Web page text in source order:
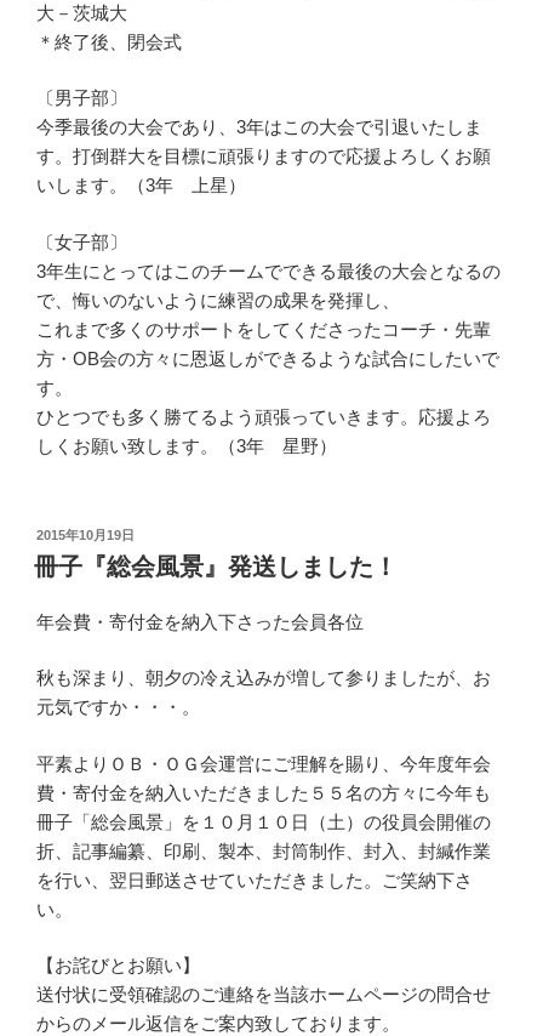
大－茨城大
＊終了後、閉会式
〔男子部〕
今季最後の大会であり、3年はこの大会で引退いたしま
す。打倒群大を目標に頑張りますので応援よろしくお願
いします。（3年 上星）
〔女子部〕
3年生にとってはこのチームでできる最後の大会となるの
で、悔いのないように練習の成果を発揮し、
これまで多くのサポートをしてくださったコーチ・先輩
方・OB会の方々に恩返しができるような試合にしたいで
す。
ひとつでも多く勝てるよう頑張っていきます。応援よろ
しくお願い致します。（3年 星野）
投
稿
日:
2015年10月19日
冊子『総会風景』発送しました！
年会費・寄付金を納入下さった会員各位
秋も深まり、朝夕の冷え込みが増して参りましたが、お
元気ですか・・・。
平素よりＯＢ・ＯＧ会運営にご理解を賜り、今年度年会
費・寄付金を納入いただきました５５名の方々に今年も
冊子「総会風景」を１０月１０日（土）の役員会開催の
折、記事編纂、印刷、製本、封筒制作、封入、封緘作業
を行い、翌日郵送させていただきました。ご笑納下さ
い。
【お詫びとお願い】
送付状に受領確認のご連絡を当該ホームページの問合せ
からのメール返信をご案内致しております。